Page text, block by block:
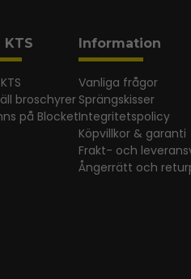
KTS
broschyrer
på Blocket
Information
Vanliga frågor
Sprängskisser
Integritetspolicy
Köpvillkor & garanti
Frakt- och
Ångerrätt och